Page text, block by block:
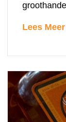
krachten
[…]
Lees Meer